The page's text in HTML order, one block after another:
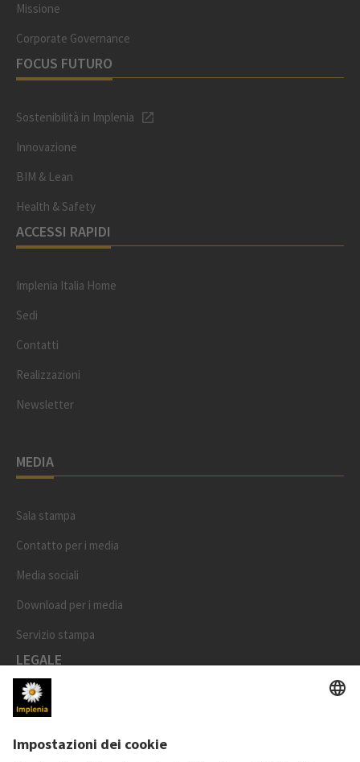
Missione
Corporate Governance
FOCUS FUTURO
Sostenibilità in Implenia
Innovazione
BIM & Lean
Health & Safety
ACCESSI RAPIDI
Implenia Italia Home
Sedi
Contatti
Realizzazioni
Newsletter
MEDIA
Sala stampa
Contatto per i media
Media sociali
Download per i media
Servizio stampa
LEGALE
Impronta
Protezione dati